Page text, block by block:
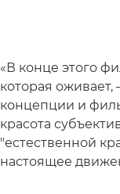
«В конце этого
которая
концепции и
красота
"естественной
настоящее